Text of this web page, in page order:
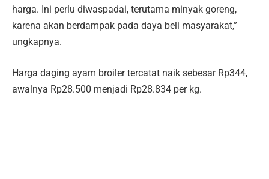
harga. Ini perlu diwaspadai, terutama minyak goreng,
karena akan berdampak pada daya beli masyarakat,”
ungkapnya.
Harga daging ayam broiler tercatat naik sebesar Rp344,
awalnya Rp28.500 menjadi Rp28.834 per kg.